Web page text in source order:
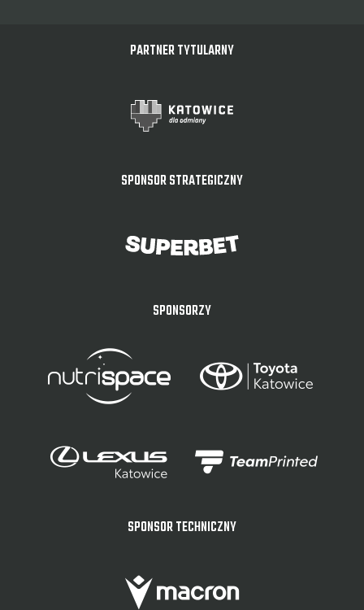
PARTNER TYTULARNY
SPONSOR STRATEGICZNY
SPONSORZY
SPONSOR TECHNICZNY